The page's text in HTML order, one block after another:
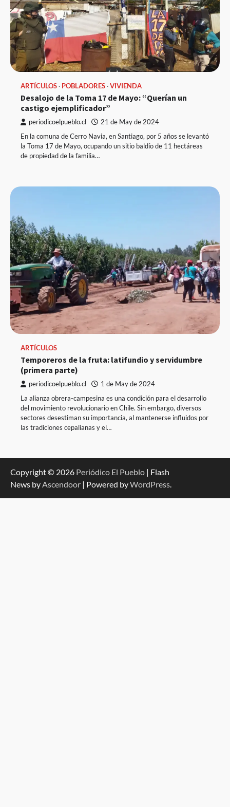
ARTÍCULOS POBLADORES VIVIENDA
Desalojo de la Toma 17 de Mayo: “Querían un
castigo ejemplificador”
periodicoelpueblo.cl 21 de May de 2024
En la comuna de Cerro Navia, en Santiago, por 5 años se levantó
la Toma 17 de Mayo, ocupando un sitio baldío de 11 hectáreas
de propiedad de la familia…
ARTÍCULOS
Temporeros de la fruta: latifundio y servidumbre
(primera parte)
periodicoelpueblo.cl 1 de May de 2024
La alianza obrera-campesina es una condición para el desarrollo
del movimiento revolucionario en Chile. Sin embargo, diversos
sectores desestiman su importancia, al mantenerse influidos por
las tradiciones cepalianas y el…
Copyright © 2026 Periódico El Pueblo | Flash
News byAscendoor | Powered byWordPress.